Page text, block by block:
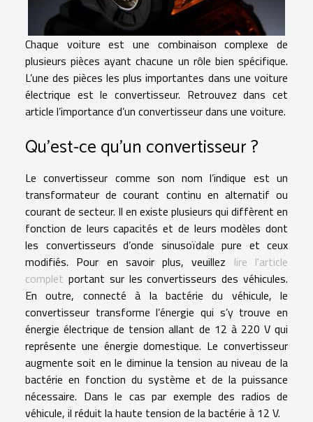
Chaque voiture est une combinaison complexe de
plusieurs pièces ayant chacune un rôle bien spécifique.
L’une des pièces les plus importantes dans une voiture
électrique est le convertisseur. Retrouvez dans cet
article l’importance d’un convertisseur dans une voiture.
Qu’est-ce qu’un convertisseur ?
Le convertisseur comme son nom l’indique est un
transformateur de courant continu en alternatif ou
courant de secteur. Il en existe plusieurs qui diffèrent en
fonction de leurs capacités et de leurs modèles dont
les convertisseurs d’onde sinusoïdale pure et ceux
modifiés. Pour en savoir plus, veuillez lire l'article
complet portant sur les convertisseurs des véhicules.
En outre, connecté à la bactérie du véhicule, le
convertisseur transforme l’énergie qui s’y trouve en
énergie électrique de tension allant de 12 à 220 V qui
représente une énergie domestique. Le convertisseur
augmente soit en le diminue la tension au niveau de la
bactérie en fonction du système et de la puissance
nécessaire. Dans le cas par exemple des radios de
véhicule, il réduit la haute tension de la bactérie à 12 V.